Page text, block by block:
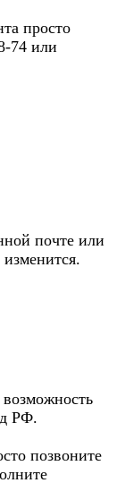
просто
74 или
почте или
РФ.
позвоните